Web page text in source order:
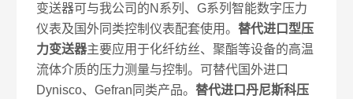
变送器可与我公司的N系列、G系列智能数字压力
仪表及国外同类控制仪表配套使用。替代进口型压
力变送器主要应用于化纤纺丝、聚酯等设备的高温
流体介质的压力测量与控制。可替代国外进口
Dynisco、Gefran同类产品。替代进口丹尼斯科压